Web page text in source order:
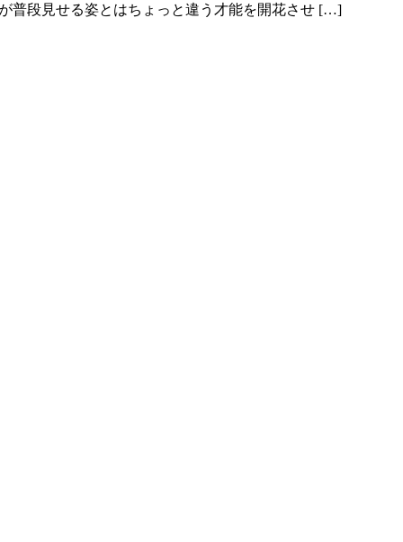
普段見せる姿とはちょっと違う才能を開花させ […]